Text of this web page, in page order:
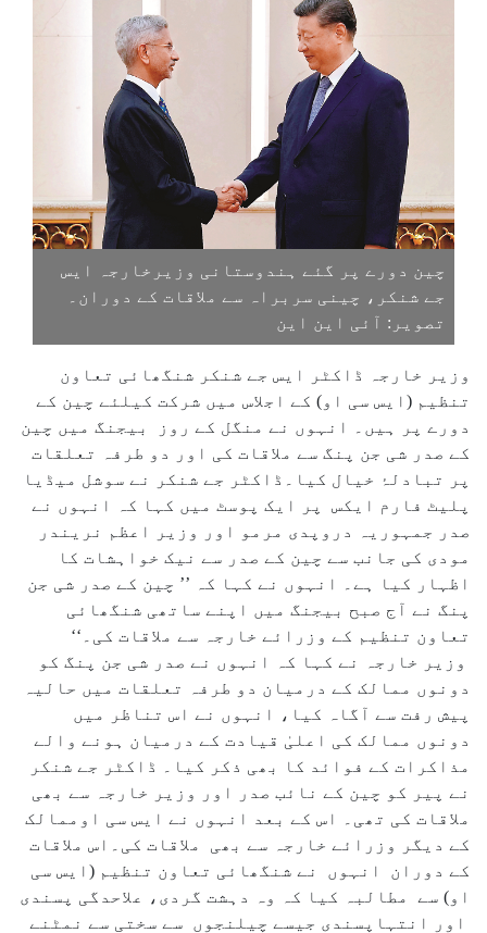
چین دورے پر گئے ہندوستانی وزیرخارجہ ایس
جے شنکر، چینی سربراہ سے ملاقات کے دوران۔
تصویر: آئی این این
وزیر خارجہ ڈاکٹر ایس جے شنکر شنگھائی تعاون
تنظیم (ایس سی او) کے اجلاس میں شرکت کیلئے چین کے
دورے پر ہیں۔ انہوں نے منگل کے روز بیجنگ میں چین
کے صدر شی جن پنگ سے ملاقات کی اور دو طرفہ تعلقات
پر تبادلۂ خیال کیا۔ڈاکٹر جے شنکر نے سوشل میڈیا
پلیٹ فارم ایکس پر ایک پوسٹ میں کہا کہ انہوں نے
صدر جمہوریہ دروپدی مرمو اور وزیر اعظم نریندر
مودی کی جانب سے چین کے صدر سے نیک خواہشات کا
اظہار کیا ہے۔ انہوں نے کہا کہ ’’ چین کے صدر شی جن
پنگ نے آج صبح بیجنگ میں اپنے ساتھی شنگھائی
تعاون تنظیم کے وزرائے خارجہ سے ملاقات کی۔‘‘
وزیر خارجہ نے کہا کہ انہوں نے صدر شی جن پنگ کو
دونوں ممالک کے درمیان دو طرفہ تعلقات میں حالیہ
پیش رفت سے آگاہ کیا، انہوں نے اس تناظر میں
دونوں ممالک کی اعلیٰ قیادت کے درمیان ہونے والے
مذاکرات کے فوائد کا بھی ذکر کیا۔ ڈاکٹر جے شنکر
نے پیر کو چین کے نائب صدر اور وزیر خارجہ سے بھی
ملاقات کی تھی۔ اس کے بعد انہوں نے ایس سی اوممالک
کے دیگر وزرائے خارجہ سے بھی ملاقات کی۔اس ملاقات
کے دوران انہوں نے شنگھائی تعاون تنظیم (ایس سی
او) سے مطالبہ کیا کہ وہ دہشت گردی، علاحدگی پسندی
اور انتہاپسندی جیسے چیلنجوں سے سختی سے نمٹنے